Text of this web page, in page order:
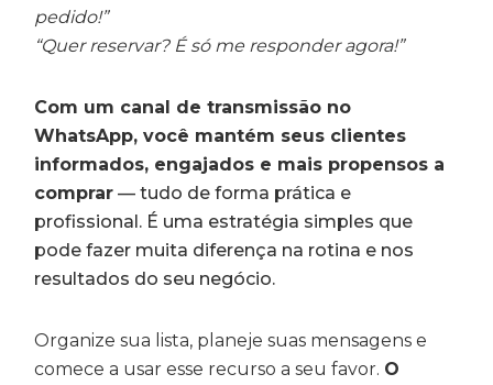
pedido!”
“Quer reservar? É só me responder agora!”
Com um canal de transmissão no
WhatsApp, você mantém seus clientes
informados, engajados e mais propensos a
comprar — tudo de forma prática e
profissional. É uma estratégia simples que
pode fazer muita diferença na rotina e nos
resultados do seu negócio.
Organize sua lista, planeje suas mensagens e
comece a usar esse recurso a seu favor. O